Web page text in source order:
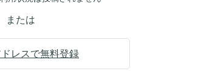
または
レスで無料登録